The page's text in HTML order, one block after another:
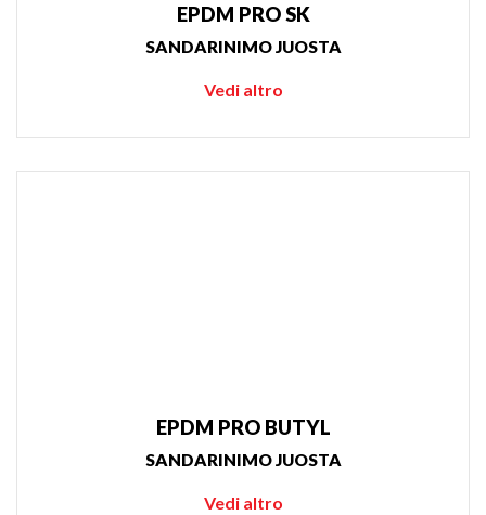
EPDM PRO SK
SANDARINIMO JUOSTA
Vedi altro
EPDM PRO BUTYL
SANDARINIMO JUOSTA
Vedi altro